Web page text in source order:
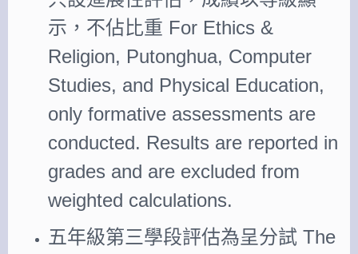
示，不佔比重 For Ethics &
Religion, Putonghua, Computer
Studies, and Physical Education,
only formative assessments are
conducted. Results are reported in
grades and are excluded from
weighted calculations.
五年級第三學段評估為呈分試 The